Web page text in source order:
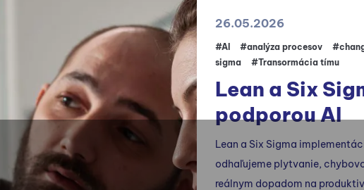
26.05.2026
#AI #analýza procesov
sigma
#Transormácia tímu
Lean a Six
podporou AI
Lean a Six Sigma
odhaľujeme plytvanie,
reálnym dopadom na